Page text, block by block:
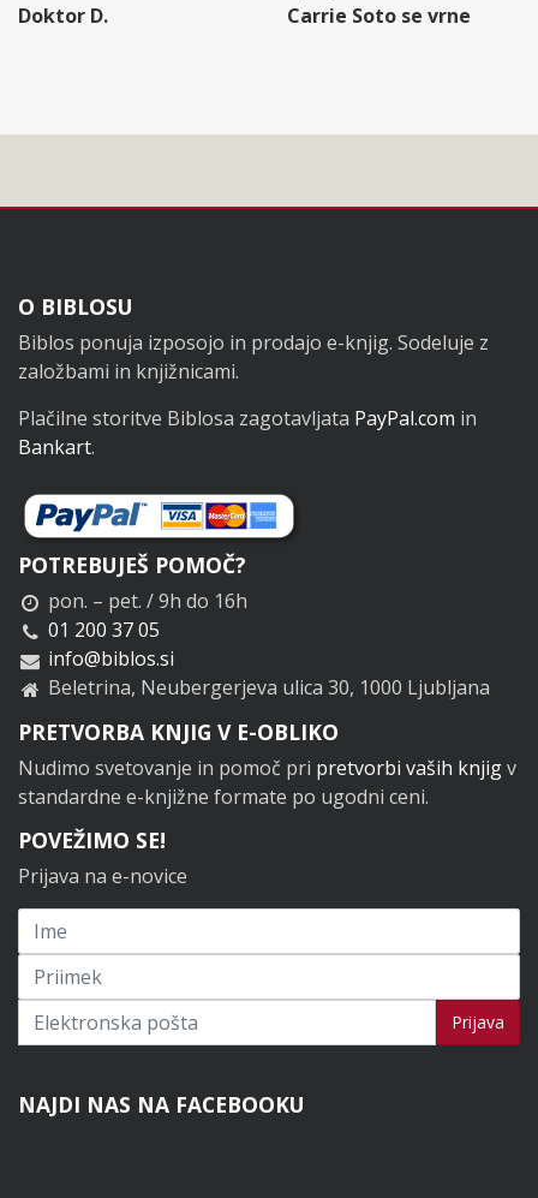
Doktor D. Carrie Soto se vrne
Noga
O BIBLOSU
Biblos ponuja izposojo in prodajo e-knjig. Sodeluje z
založbami in knjižnicami.
Plačilne storitve Biblosa zagotavljata PayPal.com in
Bankart.
POTREBUJEŠ POMOČ?
pon. – pet. / 9h do 16h
01 200 37 05
info@biblos.si
Beletrina, Neubergerjeva ulica 30, 1000 Ljubljana
PRETVORBA KNJIG V E-OBLIKO
Nudimo svetovanje in pomoč pri pretvorbi vaših knjigv
standardne e-knjižne formate po ugodni ceni.
POVEŽIMO SE!
Prijava na e-novice
Prijavi se na novice Prijava
NAJDI NAS NA FACEBOOKU